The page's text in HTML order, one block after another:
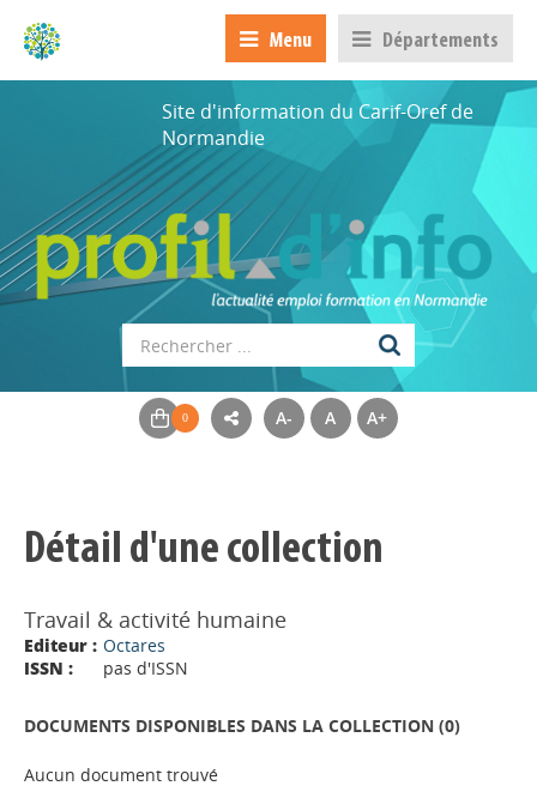
Menu Départements
Site d'information du Carif-Oref de
Normandie
A- A A+
Détail d'une collection
Travail & activité humaine
Editeur : Octares
ISSN :
pas d'ISSN
DOCUMENTS DISPONIBLES DANS LA COLLECTION (0)
Aucun document trouvéDéposer une actu !